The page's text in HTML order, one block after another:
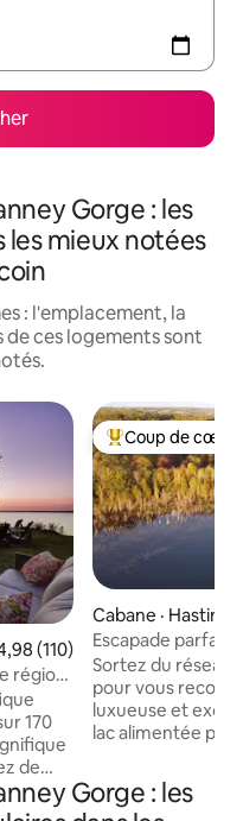
Gorge : les
les mieux notées
: l'emplacement, la
ces logements sont
plus aimés
moyenne de 4,98 sur 5,
(110)
région
170
de
de
Coup de cœur
Coup de cœur
Cabane · Hastings
Escapade parfaite
Cabane au bord
Sortez du réseau
pour vous
luxueuse et
lac alimentée par
tout en vous
sur votre quai privé. Veuillez noter
Gorge : les